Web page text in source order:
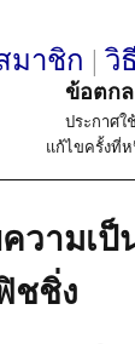
มาชิก | วิ
ข้อตก
ประกาศใ
แก้ไขครั้งที่
วามเ
ชชิ่ง